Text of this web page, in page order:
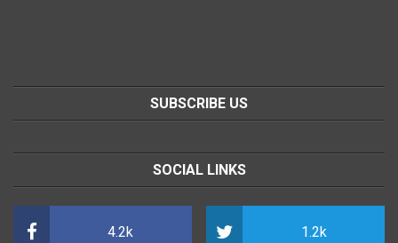
SUBSCRIBE US
SOCIAL LINKS
4.2k 1.2k